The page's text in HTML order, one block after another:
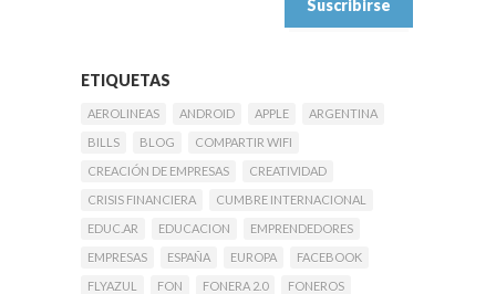
ETIQUETAS
AEROLINEAS ANDROID APPLE
ARGENTINA
BILLS
BLOG
COMPARTIR WIFI
CREACIÓN DE EMPRESAS
CREATIVIDAD
CRISIS FINANCIERA
CUMBRE INTERNACIONAL
EDUC.AR
EDUCACION
EMPRENDEDORES
EMPRESAS
ESPAÑA EUROPA
FACEBOOK
FLYAZUL
FON FONERA 2.0
FONEROS